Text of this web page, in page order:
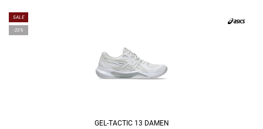
SALE
-23%
GEL-TACTIC 13 DAMEN